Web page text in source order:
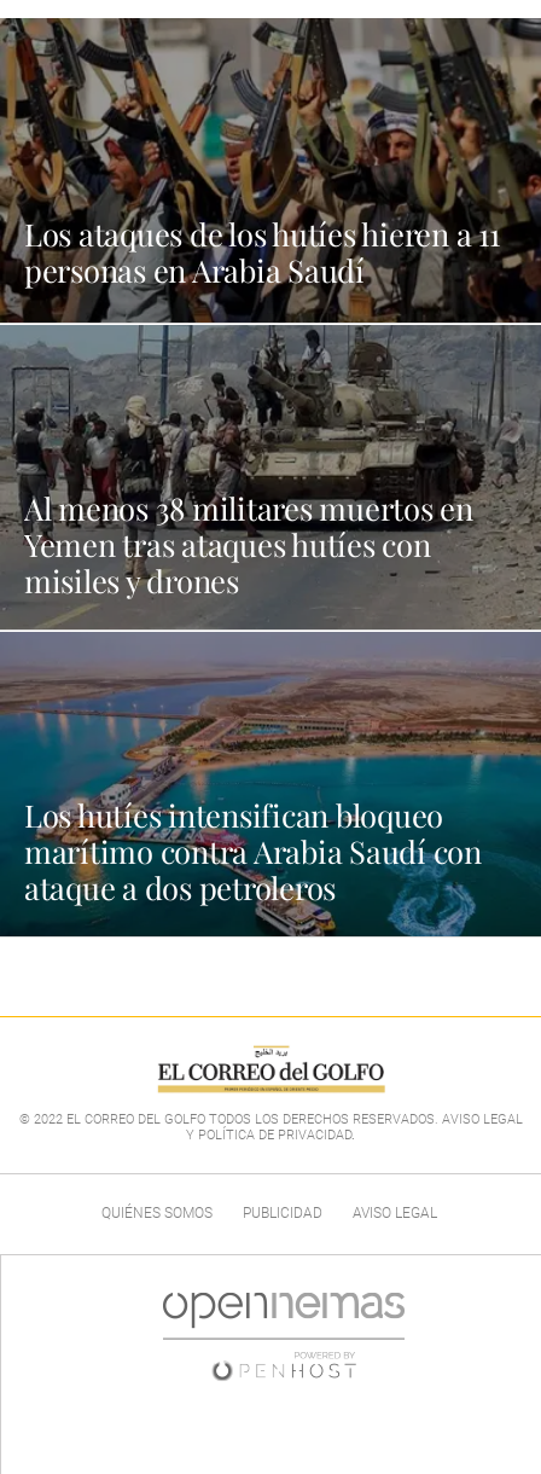
Los ataques de los hutíes hieren a 11
personas en Arabia Saudí
Al menos 38 militares muertos en
Yemen tras ataques hutíes con
misiles y drones
Los hutíes intensifican bloqueo
marítimo contra Arabia Saudí con
ataque a dos petroleros
© 2022 EL CORREO DEL GOLFO TODOS LOS DERECHOS RESERVADOS. AVISO LEGAL
Y POLÍTICA DE PRIVACIDAD.
QUIÉNES SOMOS PUBLICIDAD AVISO LEGAL